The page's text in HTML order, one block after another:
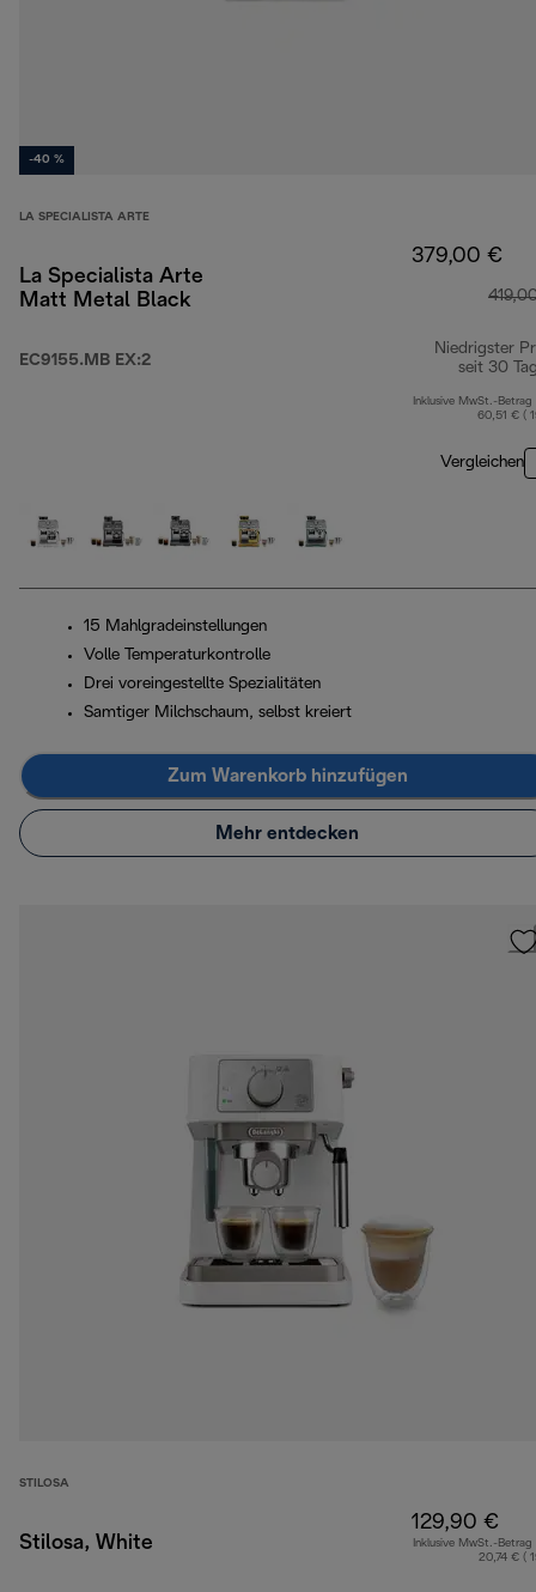
-40 %
LA SPECIALISTA ARTE
La Specialista Arte
Matt Metal Black
EC9155.MB EX:2
379,00 €
Niedrigster
seit 30
Inklusive MwSt.-Betrag
60,51 € (
Vergleichen
15 Mahlgradeinstellungen
Volle Temperaturkontrolle
Drei voreingestellte Spezialitäten
Samtiger Milchschaum, selbst kreiert
Zum Warenkorb hinzufügen
Mehr entdecken
STILOSA
Stilosa, White
129,90 €
Inklusive MwSt.-Betrag
20,74 € (